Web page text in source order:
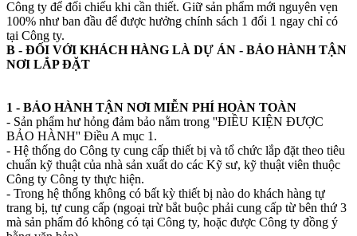
Công ty để đối chiếu khi cần thiết. Giữ sản phẩm mới nguyên vẹn
100% như ban đầu để được hưởng chính sách 1 đổi 1 ngay chỉ có
tại Công ty.
B - ĐỐI VỚI KHÁCH HÀNG LÀ DỰ ÁN - BẢO HÀNH TẬN
NƠI LẮP ĐẶT
1 - BẢO HÀNH TẬN NƠI MIỄN PHÍ HOÀN TOÀN
- Sản phẩm hư hỏng đảm bảo nằm trong ''ĐIỀU KIỆN ĐƯỢC
BẢO HÀNH'' Điều A mục 1.
- Hệ thống do Công ty cung cấp thiết bị và tổ chức lắp đặt theo tiêu
chuẩn kỹ thuật của nhà sản xuất do các Kỹ sư, kỹ thuật viên thuộc
Công ty Công ty thực hiện.
- Trong hệ thống không có bất kỳ thiết bị nào do khách hàng tự
trang bị, tự cung cấp (ngoại trừ bắt buộc phải cung cấp từ bên thứ 3
mà sản phẩm đó không có tại Công ty, hoặc được Công ty đồng ý